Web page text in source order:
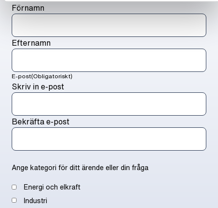
Förnamn
Efternamn
E-post(Obligatoriskt)
Skriv in e-post
Bekräfta e-post
Ange kategori för ditt ärende eller din fråga
Energi och elkraft
Industri